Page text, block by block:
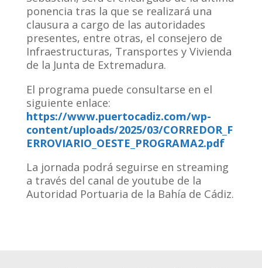
ponencia tras la que se realizará una
clausura a cargo de las autoridades
presentes, entre otras, el consejero de
Infraestructuras, Transportes y Vivienda
de la Junta de Extremadura.
El programa puede consultarse en el
siguiente enlace:
https://www.puertocadiz.com/wp-
content/uploads/2025/03/CORREDOR_F
ERROVIARIO_OESTE_PROGRAMA2.pdf
La jornada podrá seguirse en streaming
a través del canal de youtube de la
Autoridad Portuaria de la Bahía de Cádiz.